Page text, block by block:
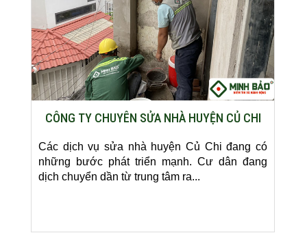
CÔNG TY CHUYÊN SỬA NHÀ HUYỆN CỦ CHI
Các dịch vụ sửa nhà huyện Củ Chi đang có
những bước phát triển mạnh. Cư dân đang
dịch chuyển dần từ trung tâm ra...